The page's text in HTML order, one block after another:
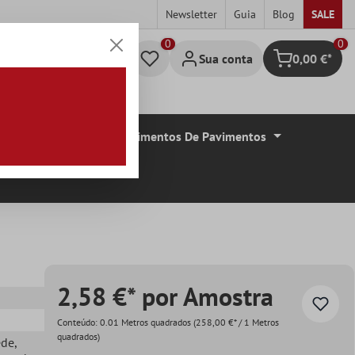
Newsletter Guia Blog SALE
Sua conta Carrinho de
0
0,00 €*
Revestimentos De Pavimentos
,
2,58 €* por Amostra
Conteúdo: 0.01 Metros quadrados (258,00 €* / 1 Metros
quadrados)